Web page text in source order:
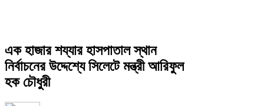
এক হাজার শয্যার হাসপাতাল স্থান
নির্বাচনের উদ্দেশ্যে সিলেটে মন্ত্রী আরিফুল
হক চৌধুরী